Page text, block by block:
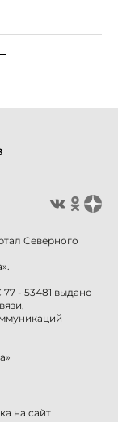
Северного
- 53481 выдано
на сайт